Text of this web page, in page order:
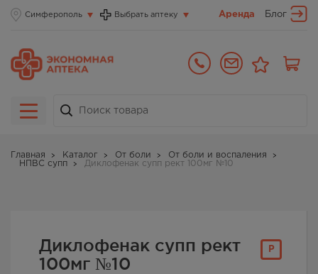
Симферополь Выбрать аптеку Аренда Блог
Главная Каталог От боли
От боли и воспаления
НПВС супп
Диклофенак супп рект 100мг №10
Р
Диклофенак супп рект
100мг №10